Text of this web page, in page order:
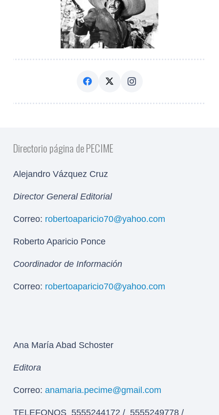
Directorio página de PECIME
Alejandro Vázquez Cruz
Director General Editorial
Correo: robertoaparicio70@yahoo.com
Roberto Aparicio Ponce
Coordinador de Información
Correo: robertoaparicio70@yahoo.com
Ana María Abad Schoster
Editora
Correo: anamaria.pecime@gmail.com
TELEFONOS 5555244172 / 5555249778 /